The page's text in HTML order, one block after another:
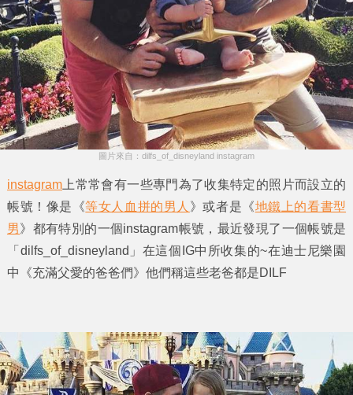
圖片來自：dilfs_of_disneyland instagram
instagram上常常會有一些專門為了收集特定的照片而設立的
帳號！像是《等女人血拼的男人 》或者是《地鐵上的看書型
男》都有特別的一個instagram帳號，最近發現了一個帳號是
「dilfs_of_disneyland」在這個IG中所收集的~在迪士尼樂園
中《充滿父愛的爸爸們》他們稱這些老爸都是DILF